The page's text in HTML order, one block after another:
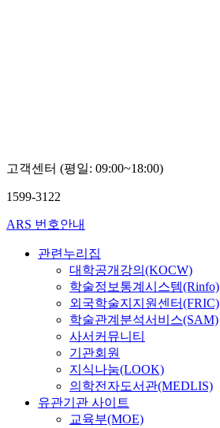
고객센터 (평일: 09:00~18:00)
1599-3122
ARS 번호안내
관련누리집
대학공개강의(KOCW)
학술정보통계시스템(Rinfo)
외국학술지지원센터(FRIC)
학술관계분석서비스(SAM)
사서커뮤니티
기관회원
지식나눔(LOOK)
의학전자도서관(MEDLIS)
유관기관 사이트
교육부(MOE)